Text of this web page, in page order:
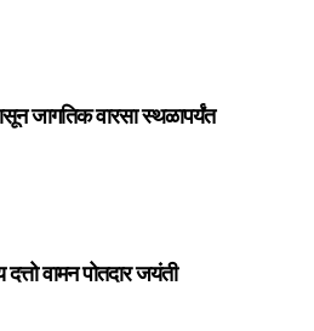
जागतिक वारसा स्थळापर्यंत
दत्तो वामन पोतदार जयंती